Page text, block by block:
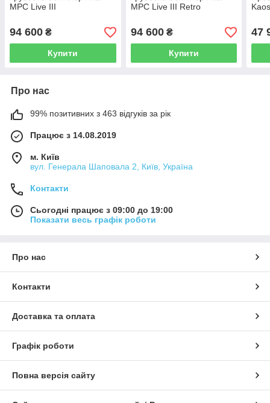
MPC Live III
94 600 ₴
Купити
MPC Live III Retro
94 600₴
Купити
47
Про нас
99% позитивних з 463 відгуків за рік
Працює з 14.08.2019
м. Київ
вул. Генерала Шаповала 2, Київ, Україна
Контакти
Сьогодні працює з 09:00 до 19:00
Показати весь графік роботи
Про нас
Контакти
Доставка та оплата
Графік роботи
Повна версія сайту